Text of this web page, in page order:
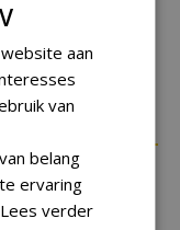
aan
van
belang
ervaring
Lees verder